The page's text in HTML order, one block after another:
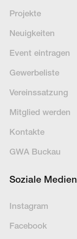
Projekte
Neuigkeiten
Event eintragen
Gewerbeliste
Vereinssatzung
Mitglied werden
Kontakte
GWA Buckau
Soziale Medien
Instagram
Facebook